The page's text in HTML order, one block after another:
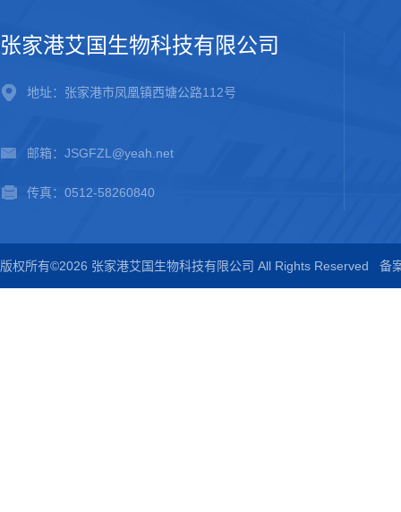
张家港艾国生物科技有限公司
地址：张家港市凤凰镇西塘公路112号
邮箱：JSGFZL@yeah.net
传真：0512-58260840
版权所有©2026 张家港艾国生物科技有限公司 All Rights Reserved 备